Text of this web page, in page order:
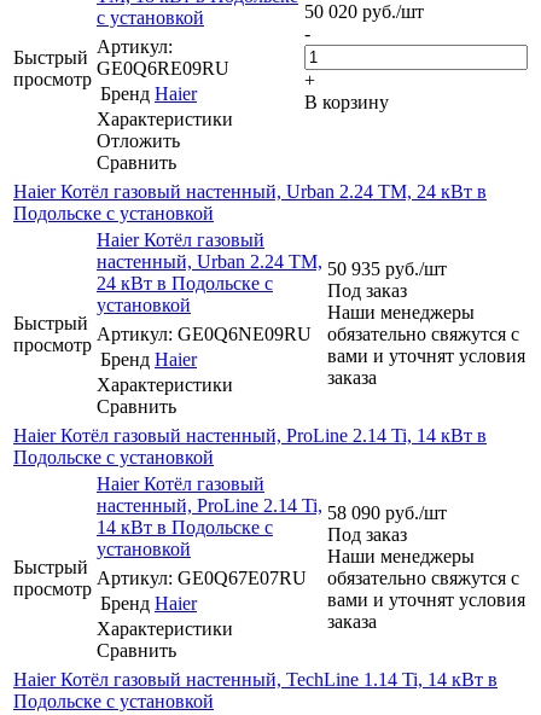
Быстрый
просмотр
с установкой
Артикул:
GE0Q6RE09RU
Бренд Haier
Характеристики
Отложить
Сравнить
50 020 руб./шт
-
+
В корзину
Haier Котёл газовый настенный, Urban 2.24 TM, 24 кВт в
Подольске с установкой
Быстрый
просмотр
Haier Котёл газовый
настенный, Urban 2.24 TM,
24 кВт в Подольске с
установкой
Артикул: GE0Q6NE09RU
Бренд Haier
Характеристики
Сравнить
50 935 руб./шт
Под заказ
Наши менеджеры
обязательно свяжутся с
вами и уточнят условия
заказа
Haier Котёл газовый настенный, ProLine 2.14 Ti, 14 кВт в
Подольске с установкой
Быстрый
просмотр
Haier Котёл газовый
настенный, ProLine 2.14 Ti,
14 кВт в Подольске с
установкой
Артикул: GE0Q67E07RU
Бренд Haier
Характеристики
Сравнить
58 090 руб./шт
Под заказ
Наши менеджеры
обязательно свяжутся с
вами и уточнят условия
заказа
Haier Котёл газовый настенный, TechLine 1.14 Ti, 14 кВт в
Подольске с установкой